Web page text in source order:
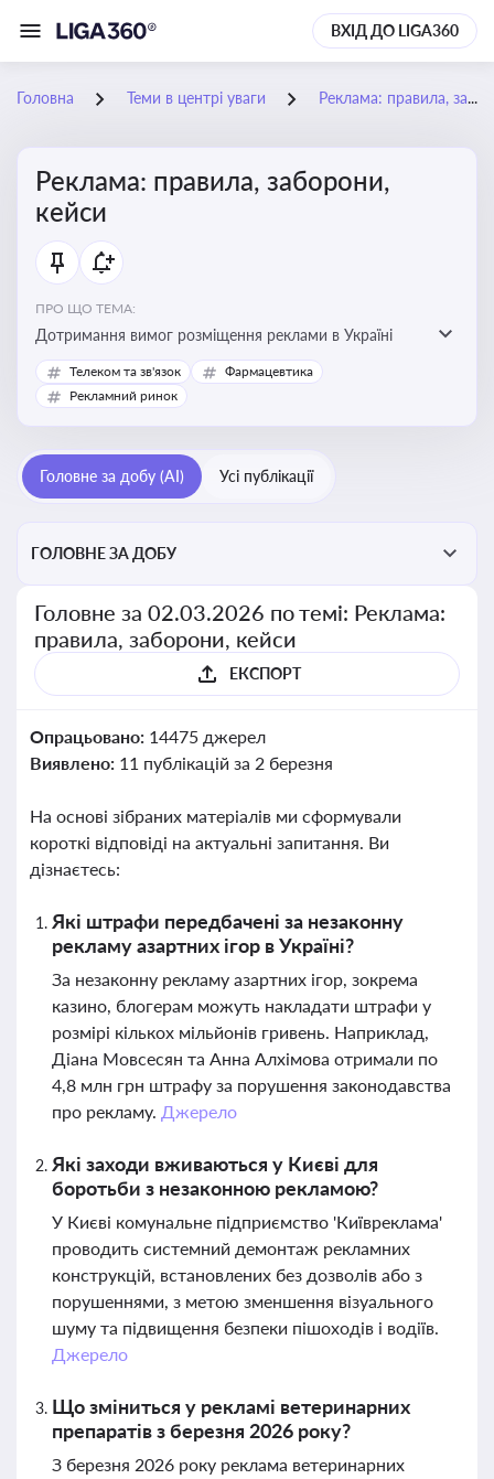
ВХІД ДО LIGA360
Головна Теми в центрі уваги Реклама: правила, заборони, кейси
Реклама: правила, заборони,
кейси
ПРО ЩО ТЕМА:
Дотримання вимог розміщення реклами в Україні
Телеком та зв'язок
Фармацевтика
Рекламний ринок
Головне за добу (AI) Усі публікації
ГОЛОВНЕ ЗА ДОБУ
Головне за 02.03.2026 по темі: Реклама:
правила, заборони, кейси
ЕКСПОРТ
Опрацьовано: 14475 джерел
Виявлено: 11 публікацій за 2 березня
На основі зібраних матеріалів ми сформували
короткі відповіді на актуальні запитання. Ви
дізнаєтесь:
Які штрафи передбачені за незаконну
рекламу азартних ігор в Україні?
За незаконну рекламу азартних ігор, зокрема
казино, блогерам можуть накладати штрафи у
розмірі кількох мільйонів гривень. Наприклад,
Діана Мовсесян та Анна Алхімова отримали по
4,8 млн грн штрафу за порушення законодавства
про рекламу. Джерело
Які заходи вживаються у Києві для
боротьби з незаконною рекламою?
У Києві комунальне підприємство 'Київреклама'
проводить системний демонтаж рекламних
конструкцій, встановлених без дозволів або з
порушеннями, з метою зменшення візуального
шуму та підвищення безпеки пішоходів і водіїв.
Джерело
Що зміниться у рекламі ветеринарних
препаратів з березня 2026 року?
З березня 2026 року реклама ветеринарних